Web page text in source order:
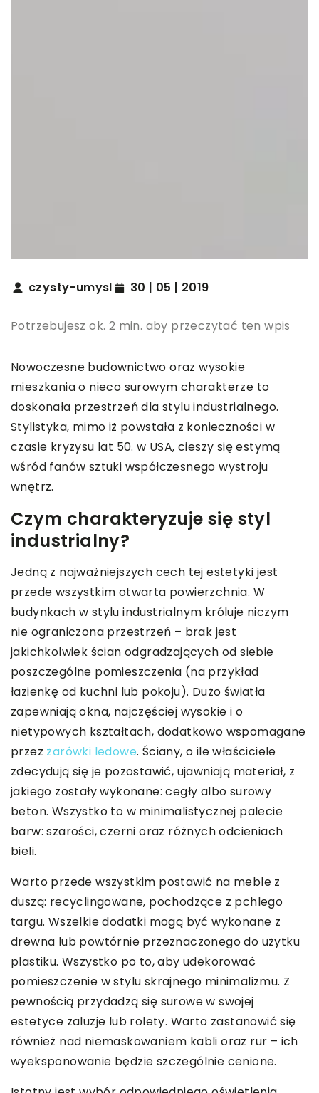
czysty-umysl 30 | 05 | 2019
Potrzebujesz ok. 2 min. aby przeczytać ten wpis
Nowoczesne budownictwo oraz wysokie
mieszkania o nieco surowym charakterze to
doskonała przestrzeń dla stylu industrialnego.
Stylistyka, mimo iż powstała z konieczności w
czasie kryzysu lat 50. w USA, cieszy się estymą
wśród fanów sztuki współczesnego wystroju
wnętrz.
Czym charakteryzuje się styl
industrialny?
Jedną z najważniejszych cech tej estetyki jest
przede wszystkim otwarta powierzchnia. W
budynkach w stylu industrialnym króluje niczym
nie ograniczona przestrzeń – brak jest
jakichkolwiek ścian odgradzających od siebie
poszczególne pomieszczenia (na przykład
łazienkę od kuchni lub pokoju). Dużo światła
zapewniają okna, najczęściej wysokie i o
nietypowych kształtach, dodatkowo wspomagane
przez żarówki ledowe. Ściany, o ile właściciele
zdecydują się je pozostawić, ujawniają materiał, z
jakiego zostały wykonane: cegły albo surowy
beton. Wszystko to w minimalistycznej palecie
barw: szarości, czerni oraz różnych odcieniach
bieli.
Warto przede wszystkim postawić na meble z
duszą: recyclingowane, pochodzące z pchlego
targu. Wszelkie dodatki mogą być wykonane z
drewna lub powtórnie przeznaczonego do użytku
plastiku. Wszystko po to, aby udekorować
pomieszczenie w stylu skrajnego minimalizmu. Z
pewnością przydadzą się surowe w swojej
estetyce żaluzje lub rolety. Warto zastanowić się
również nad niemaskowaniem kabli oraz rur – ich
wyeksponowanie będzie szczególnie cenione.